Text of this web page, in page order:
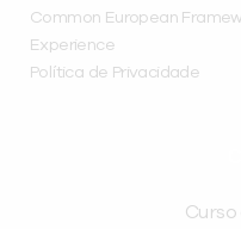
Common European
Experience
Política de Privacidade
Curso